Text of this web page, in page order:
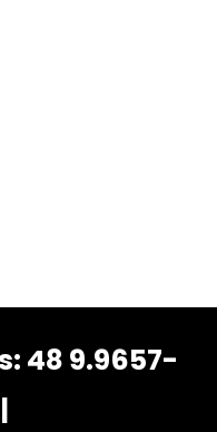
48 9.9657-